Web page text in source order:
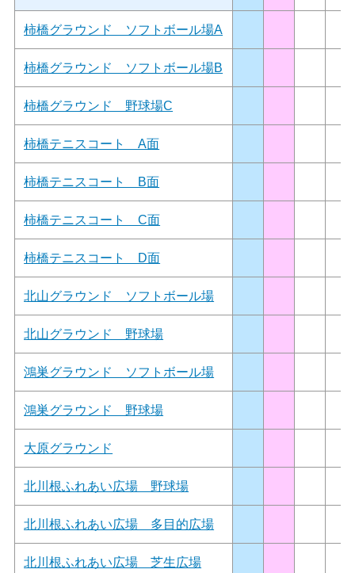
柿橋グラウンド ソフトボール場A
柿橋グラウンド ソフトボール場B
柿橋グラウンド 野球場C
柿橋テニスコート A面
柿橋テニスコート B面
柿橋テニスコート C面
柿橋テニスコート D面
北山グラウンド ソフトボール場
北山グラウンド 野球場
鴻巣グラウンド ソフトボール場
鴻巣グラウンド 野球場
大原グラウンド
北川根ふれあい広場 野球場
北川根ふれあい広場 多目的広場
北川根ふれあい広場 芝生広場